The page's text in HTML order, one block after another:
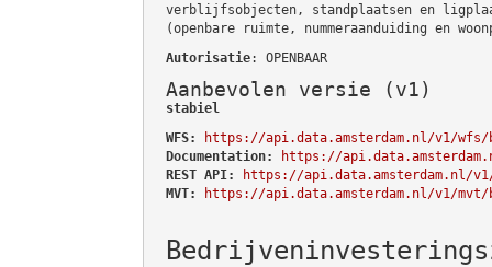
verblijfsobjecten, standplaatsen en
(openbare ruimte, nummeraanduiding en
Autorisatie: OPENBAAR
Aanbevolen versie (v1)
stabiel
WFS:
https://api.data.amsterdam.nl/v1/wfs/
Documentation:
https://
REST API:
https://api.data.amsterdam.nl/
MVT:
https://api.data.amsterdam.nl/v1/mvt/